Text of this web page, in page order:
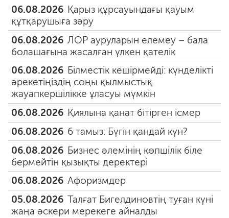
06.08.2026 Қарыз құрсауындағы қауым
құтқарушыға зәру
06.08.2026 ЛОР ауруларын елемеу – бала
болашағына жасалған үлкен қателік
06.08.2026 Білместік кешірмейді: күнделікті
әрекетіңіздің соңы қылмыстық
жауапкершілікке ұласуы мүмкін
06.08.2026 Қиялына қанат бітірген ісмер
06.08.2026 6 тамыз: Бүгін қандай күн?
06.08.2026 Бизнес әлемінің көпшілік біле
бермейтін қызықты деректері
06.08.2026 Афоризмдер
05.08.2026 Талғат Бигелдиновтің туған күні
жаңа әскери мерекеге айналды